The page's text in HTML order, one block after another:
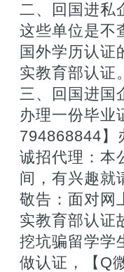
二、回国进私
这些单位是不
国外学历认证
实教育部认证
三、回国进国
办理一份毕业
794868844】
诚招代理：本
间，有兴趣就
敬告：面对网
实教育部认证
挖坑骗留学学
做认证，【Q